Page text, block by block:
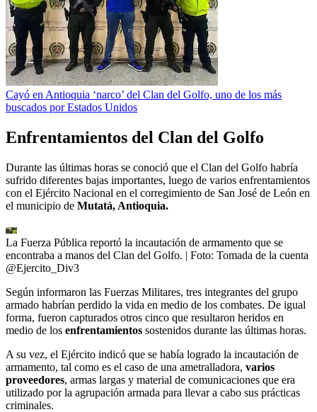
Cayó en Antioquia ‘narco’ del Clan del Golfo, uno de los más
buscados por Estados Unidos
Enfrentamientos del Clan del Golfo
Durante las últimas horas se conoció que el Clan del Golfo habría
sufrido diferentes bajas importantes, luego de varios enfrentamientos
con el Ejército Nacional en el corregimiento de San José de León en
el municipio de Mutatá, Antioquia.
La Fuerza Pública reportó la incautación de armamento que se
encontraba a manos del Clan del Golfo. | Foto: Tomada de la cuenta
@Ejercito_Div3
Según informaron las Fuerzas Militares, tres integrantes del grupo
armado habrían perdido la vida en medio de los combates. De igual
forma, fueron capturados otros cinco que resultaron heridos en
medio de los enfrentamientos sostenidos durante las últimas horas.
A su vez, el Ejército indicó que se había logrado la incautación de
armamento, tal como es el caso de una ametralladora, varios
proveedores, armas largas y material de comunicaciones que era
utilizado por la agrupación armada para llevar a cabo sus prácticas
criminales.